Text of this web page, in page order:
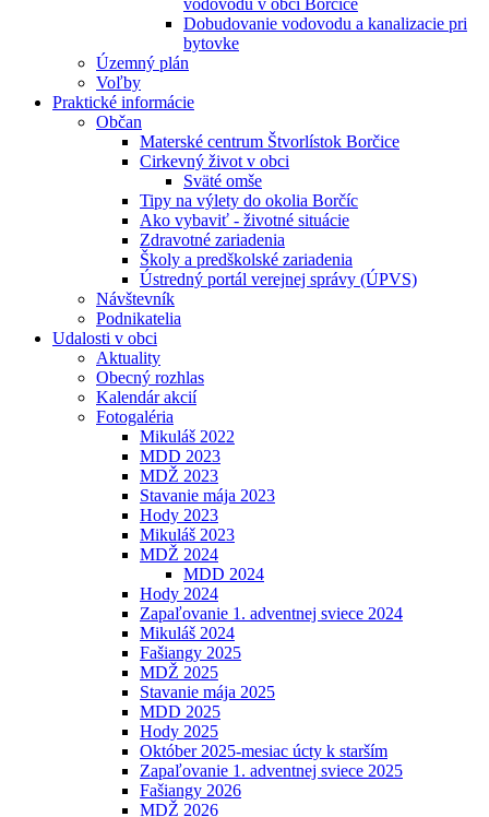
vodovodu v obci Borčice
Dobudovanie vodovodu a kanalizacie pri
bytovke
Územný plán
Voľby
Praktické informácie
Občan
Materské centrum Štvorlístok Borčice
Cirkevný život v obci
Sväté omše
Tipy na výlety do okolia Borčíc
Ako vybaviť - životné situácie
Zdravotné zariadenia
Školy a predškolské zariadenia
Ústredný portál verejnej správy (ÚPVS)
Návštevník
Podnikatelia
Udalosti v obci
Aktuality
Obecný rozhlas
Kalendár akcií
Fotogaléria
Mikuláš 2022
MDD 2023
MDŽ 2023
Stavanie mája 2023
Hody 2023
Mikuláš 2023
MDŽ 2024
MDD 2024
Hody 2024
Zapaľovanie 1. adventnej sviece 2024
Mikuláš 2024
Fašiangy 2025
MDŽ 2025
Stavanie mája 2025
MDD 2025
Hody 2025
Október 2025-mesiac úcty k starším
Zapaľovanie 1. adventnej sviece 2025
Fašiangy 2026
MDŽ 2026